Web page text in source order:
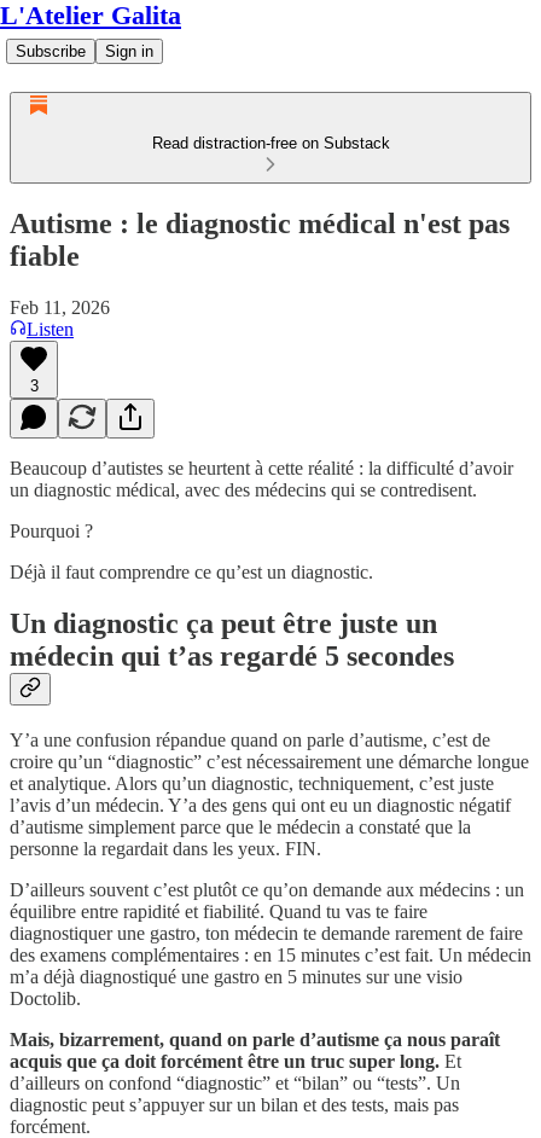
L'Atelier Galita
Subscribe Sign in
Read distraction-free on Substack
Autisme : le diagnostic médical n'est pas
fiable
Feb 11, 2026
Listen
3
Beaucoup d’autistes se heurtent à cette réalité : la difficulté d’avoir
un diagnostic médical, avec des médecins qui se contredisent.
Pourquoi ?
Déjà il faut comprendre ce qu’est un diagnostic.
Un diagnostic ça peut être juste un
médecin qui t’as regardé 5 secondes
Y’a une confusion répandue quand on parle d’autisme, c’est de
croire qu’un “diagnostic” c’est nécessairement une démarche longue
et analytique. Alors qu’un diagnostic, techniquement, c’est juste
l’avis d’un médecin. Y’a des gens qui ont eu un diagnostic négatif
d’autisme simplement parce que le médecin a constaté que la
personne la regardait dans les yeux. FIN.
D’ailleurs souvent c’est plutôt ce qu’on demande aux médecins : un
équilibre entre rapidité et fiabilité. Quand tu vas te faire
diagnostiquer une gastro, ton médecin te demande rarement de faire
des examens complémentaires : en 15 minutes c’est fait. Un médecin
m’a déjà diagnostiqué une gastro en 5 minutes sur une visio
Doctolib.
Mais, bizarrement, quand on parle d’autisme ça nous paraît
acquis que ça doit forcément être un truc super long. Et
d’ailleurs on confond “diagnostic” et “bilan” ou “tests”. Un
diagnostic peut s’appuyer sur un bilan et des tests, mais pas
forcément.